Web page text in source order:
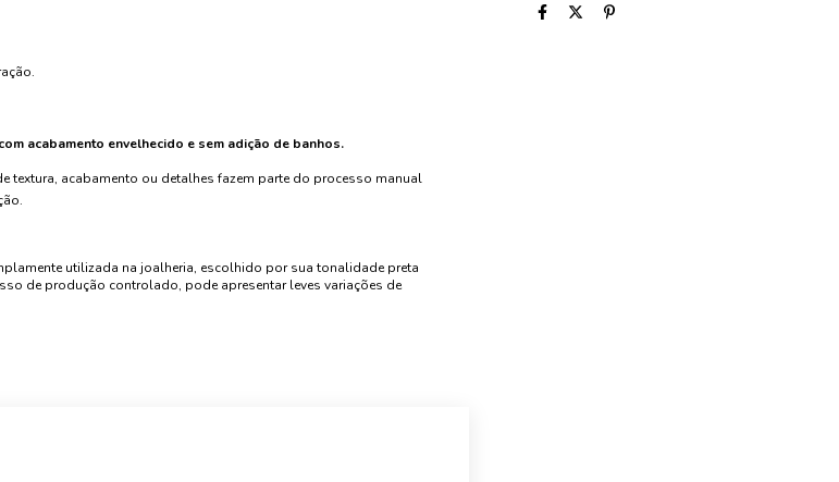
acabamento envelhecido e sem adição de banhos.
textura, acabamento ou detalhes fazem parte do processo manual
utilizada na joalheria, escolhido por sua tonalidade preta
de produção controlado, pode apresentar leves variações de